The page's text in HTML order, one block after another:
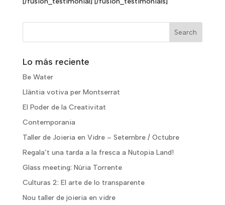
Lo más reciente
Be Water
Llàntia votiva per Montserrat
El Poder de la Creativitat
Contemporania
Taller de Joieria en Vidre – Setembre / Octubre
Regala’t una tarda a la fresca a Nutopia Land!
Glass meeting: Núria Torrente
Culturas 2: El arte de lo transparente
Nou taller de joieria en vidre